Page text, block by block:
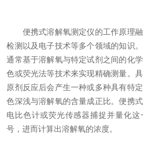
便携式溶解氧测定仪的工作原理融
检测以及电子技术等多个领域的知识
通常基于溶解氧与特定试剂之间的化
色或荧光法等技术来实现精确测量。
原剂反应后会产生一种或多种具有特
色深浅与溶解氧的含量成正比。便携
电比色计或荧光传感器捕捉并量化
号，进而计算出溶解氧的浓度。